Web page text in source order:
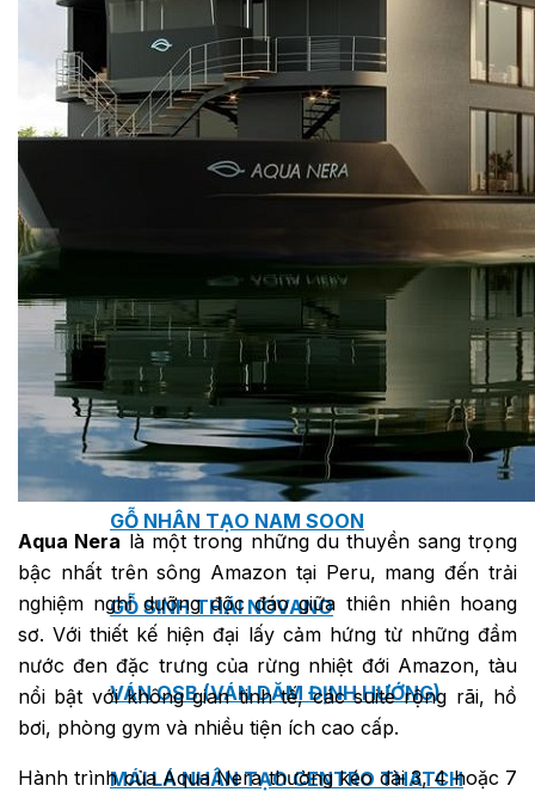
TẤM LỢP KIM LOẠI
PREMIUM - COPPER PRESTIGE ULTIMETAL HD
PREMIUM - COPPER PRESTIGE COMPACT PLUS
PREMIUM - COPPER PRESTIGE ELITE
PREMIUM - COPPER PRESTIGE TRADITIONAL
TẤM ỐP TRẦN INFRATOP
TẤM ỐP TƯỜNG MAX-3
TẤM ỐP ĐA NĂNG FRONTO
MÁI GỖ TUYẾT TÙNG ĐỎ
GỖ NHÂN TẠO NAM SOON
GỖ SINH THÁI NOVANO
VÁN OSB (VÁN DĂM ĐỊNH HƯỚNG)
MÁI LÁ NHÂN TẠO CENTRO THATCH
Aqua Nera là một trong những du thuyền sang trọng
bậc nhất trên sông Amazon tại Peru, mang đến trải
nghiệm nghỉ dưỡng độc đáo giữa thiên nhiên hoang
sơ. Với thiết kế hiện đại lấy cảm hứng từ những đầm
nước đen đặc trưng của rừng nhiệt đới Amazon, tàu
nổi bật với không gian tinh tế, các suite rộng rãi, hồ
bơi, phòng gym và nhiều tiện ích cao cấp.
Hành trình của Aqua Nera thường kéo dài 3, 4 hoặc 7